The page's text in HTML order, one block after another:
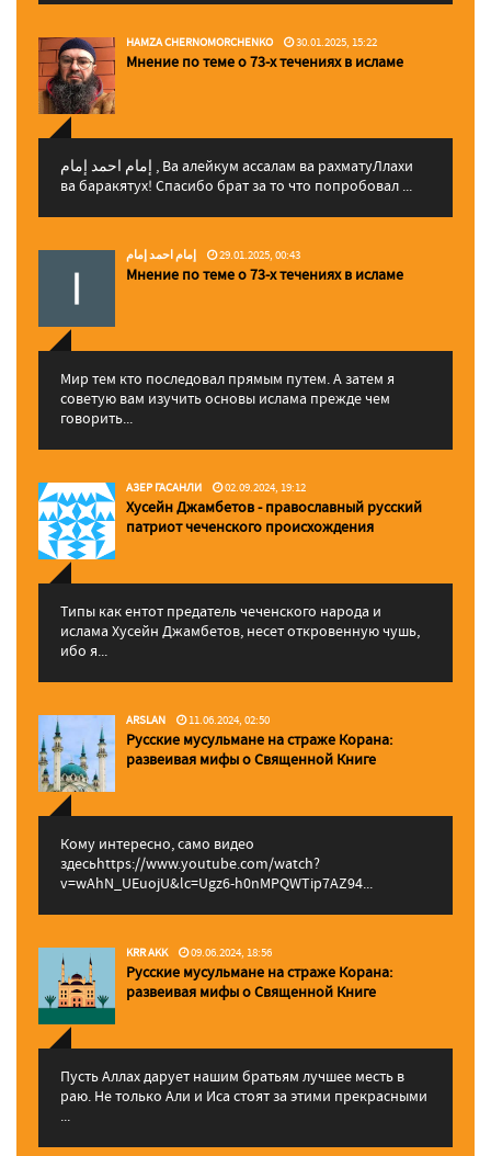
HAMZA CHERNOMORCHENKO 30.01.2025, 15:22
Мнение по теме о 73-х течениях в исламе
إمام احمد إمام , Ва алейкум ассалам ва рахматуЛлахи
ва баракятух! Спасибо брат за то что попробовал ...
إمام احمد إمام 29.01.2025, 00:43
Мнение по теме о 73-х течениях в исламе
Мир тем кто последовал прямым путем. А затем я
советую вам изучить основы ислама прежде чем
говорить...
АЗЕР ГАСАНЛИ 02.09.2024, 19:12
Хусейн Джамбетов - православный русский
патриот чеченского происхождения
Типы как ентот предатель чеченского народа и
ислама Хусейн Джамбетов, несет откровенную чушь,
ибо я...
ARSLAN 11.06.2024, 02:50
Русские мусульмане на страже Корана:
pазвеивая мифы о Священной Книге
Кому интересно, само видео
здесьhttps://www.youtube.com/watch?
v=wAhN_UEuojU&lc=Ugz6-h0nMPQWTip7AZ94...
KRR AKK 09.06.2024, 18:56
Русские мусульмане на страже Корана:
pазвеивая мифы о Священной Книге
Пусть Аллах дарует нашим братьям лучшее месть в
раю. Не только Али и Иса стоят за этими прекрасными
...